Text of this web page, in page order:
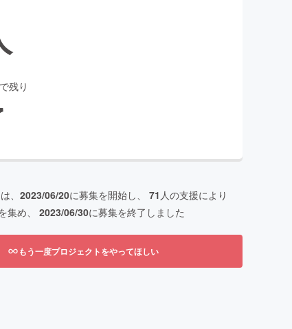
残り
、 2023/06/20に募集を開始し、 71 人の支援により
集め、 2023/06/30に募集を終了しました
もう一度プロジェクトをやってほしい